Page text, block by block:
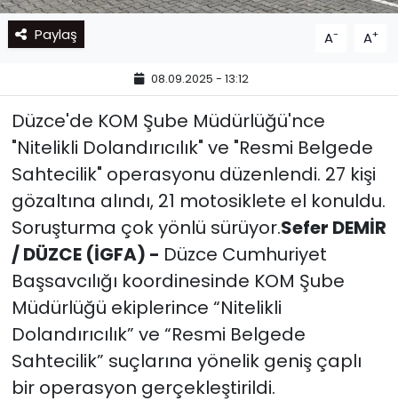
Paylaş A- A+
08.09.2025 - 13:12
Düzce'de KOM Şube Müdürlüğü'nce
"Nitelikli Dolandırıcılık" ve "Resmi Belgede
Sahtecilik" operasyonu düzenlendi. 27 kişi
gözaltına alındı, 21 motosiklete el konuldu.
Soruşturma çok yönlü sürüyor.Sefer DEMİR
/ DÜZCE (İGFA) - Düzce Cumhuriyet
Başsavcılığı koordinesinde KOM Şube
Müdürlüğü ekiplerince “Nitelikli
Dolandırıcılık” ve “Resmi Belgede
Sahtecilik” suçlarına yönelik geniş çaplı
bir operasyon gerçekleştirildi.